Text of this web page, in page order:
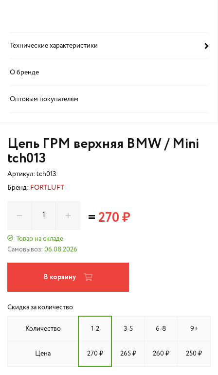
Технические характеристики
О бренде
Оптовым покупателям
Цепь ГРМ верхняя BMW / Mini
tch013
Артикул: tch013
Бренд: FORTLUFT
Товар на складе
Самовывоз: 06.08.2026
=270 ₽
В корзину
Скидка за количество
Количество 1-2 3-5 6-8 9+
Цена 270 ₽ 265 ₽ 260 ₽ 250 ₽